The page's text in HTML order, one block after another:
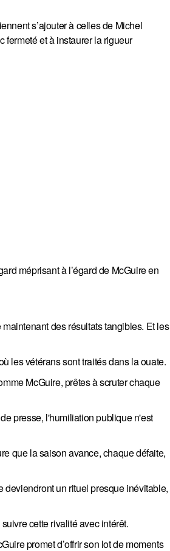
s’ajouter à celles de Michel
fermeté et à instaurer la rigueur
méprisant à l’égard de McGuire en
des résultats tangibles. Et les
les vétérans sont traités dans la ouate.
McGuire, prêtes à scruter chaque
presse, l'humiliation publique n'est
que la saison avance, chaque défaite,
deviendront un rituel presque inévitable,
cette rivalité avec intérêt.
promet d’offrir son lot de moments